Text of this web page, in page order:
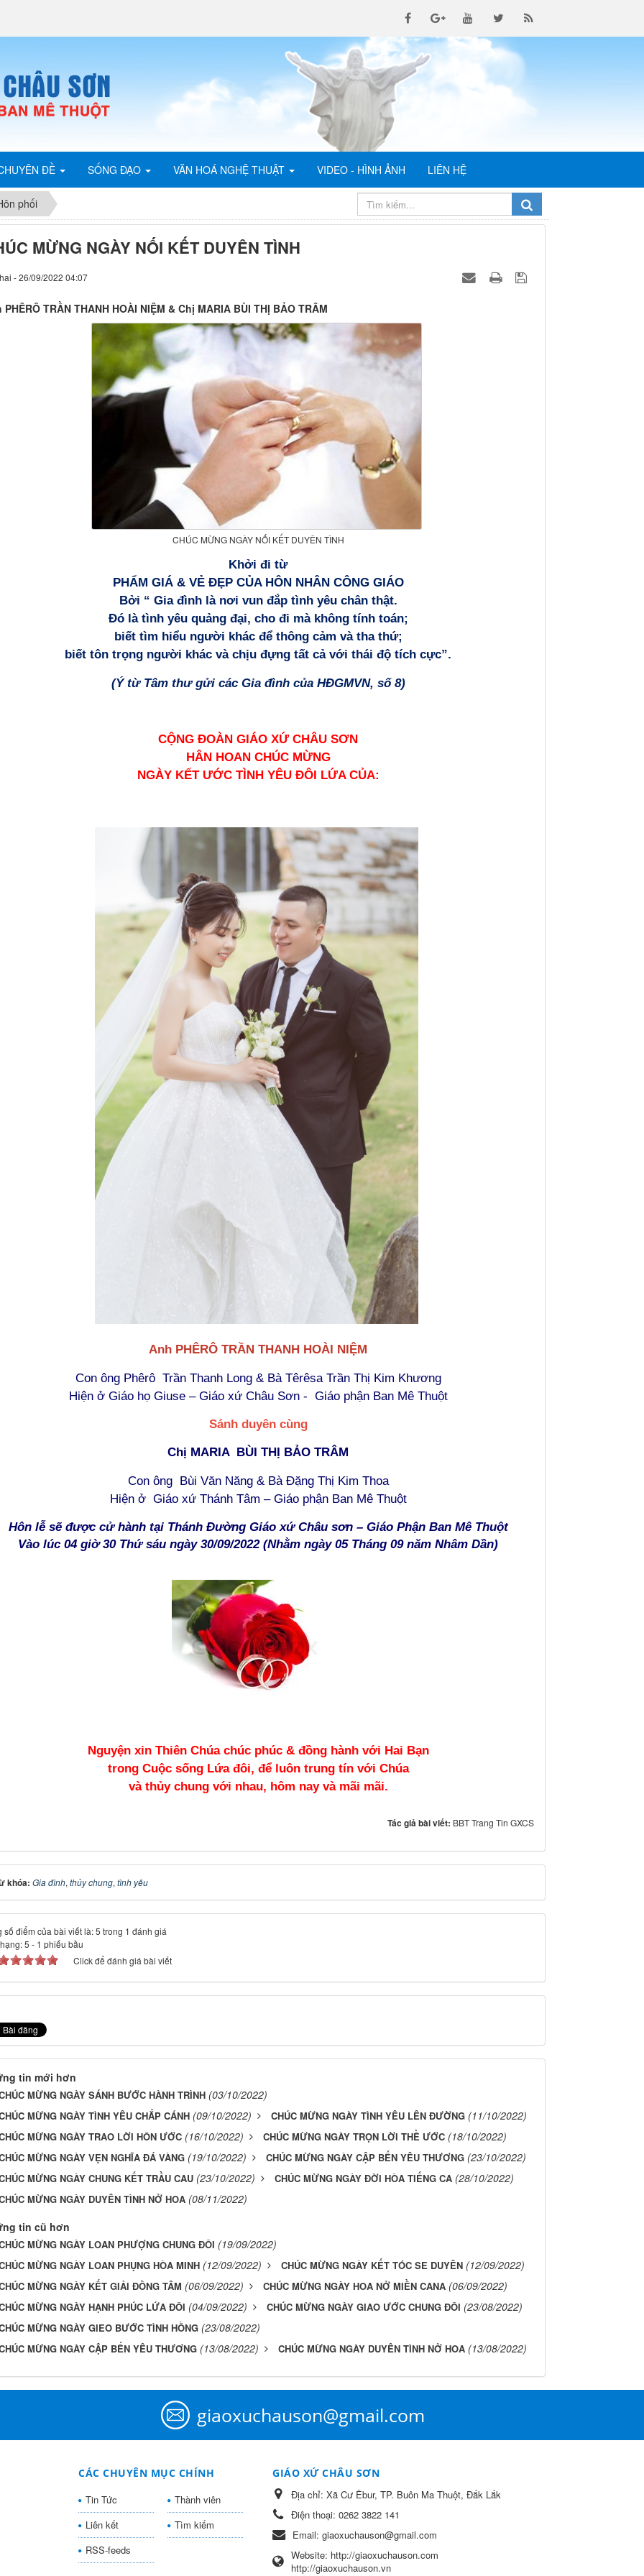
ĐỀ SỐNG ĐẠO VĂN HOÁ NGHỆ THUẬT VIDEO - HÌNH ẢNH LIÊN HỆ
phối
MỪNG NGÀY NỐI KẾT DUYÊN TÌNH
- 26/09/2022 04:07
PHÊRÔ TRẦN THANH HOÀI NIỆM & Chị MARIA BÙI THỊ BẢO TRÂM
CHÚC MỪNG NGÀY NỐI KẾT DUYÊN TÌNH
Khởi đi từ
PHẨM GIÁ & VẺ ĐẸP CỦA HÔN NHÂN CÔNG GIÁO
Bởi “ Gia đình là nơi vun đắp tình yêu chân thật.
Đó là tình yêu quảng đại, cho đi mà không tính toán;
biết tìm hiểu người khác để thông cảm và tha thứ;
biết tôn trọng người khác và chịu đựng tất cả với thái độ tích cực”.
(Ý từ Tâm thư gửi các Gia đình của HĐGMVN, số 8)
CỘNG ĐOÀN GIÁO XỨ CHÂU SƠN
HÂN HOAN CHÚC MỪNG
NGÀY KẾT ƯỚC TÌNH YÊU ĐÔI LỨA CỦA:
Anh PHÊRÔ TRẦN THANH HOÀI NIỆM
Con ông Phêrô Trần Thanh Long & Bà Têrêsa Trần Thị Kim Khương
Hiện ở Giáo họ Giuse – Giáo xứ Châu Sơn - Giáo phận Ban Mê Thuột
Sánh duyên cùng
Chị MARIA BÙI THỊ BẢO TRÂM
Con ông Bùi Văn Năng & Bà Đặng Thị Kim Thoa
Hiện ở Giáo xứ Thánh Tâm – Giáo phận Ban Mê Thuột
Hôn lễ sẽ được cử hành tại Thánh Đường Giáo xứ Châu sơn – Giáo Phận Ban Mê Thuột
Vào lúc 04 giờ 30 Thứ sáu ngày 30/09/2022 (Nhằm ngày 05 Tháng 09 năm Nhâm Dần)
Nguyện xin Thiên Chúa chúc phúc & đồng hành với Hai Bạn
trong Cuộc sống Lứa đôi, để luôn trung tín với Chúa
và thủy chung với nhau, hôm nay và mãi mãi.
Tác giả bài viết: BBT Trang Tin GXCS
khóa: Gia đình, thủy chung, tình yêu
số điểm của bài viết là: 5 trong 1 đánh giá
5 - 1 phiếu bầu
Click để đánh giá bài viết
tin mới hơn
MỪNG NGÀY SÁNH BƯỚC HÀNH TRÌNH (03/10/2022)
MỪNG NGÀY TÌNH YÊU CHẮP CÁNH (09/10/2022) CHÚC MỪNG NGÀY TÌNH YÊU LÊN ĐƯỜNG (11/10/2022)
MỪNG NGÀY TRAO LỜI HÔN ƯỚC (16/10/2022) CHÚC MỪNG NGÀY TRỌN LỜI THỀ ƯỚC (18/10/2022)
MỪNG NGÀY VẸN NGHĨA ĐÁ VÀNG (19/10/2022) CHÚC MỪNG NGÀY CẬP BẾN YÊU THƯƠNG (23/10/2022)
MỪNG NGÀY CHUNG KẾT TRẦU CAU (23/10/2022) CHÚC MỪNG NGÀY ĐỜI HÒA TIẾNG CA (28/10/2022)
MỪNG NGÀY DUYÊN TÌNH NỞ HOA (08/11/2022)
tin cũ hơn
MỪNG NGÀY LOAN PHƯỢNG CHUNG ĐÔI (19/09/2022)
MỪNG NGÀY LOAN PHỤNG HÒA MINH (12/09/2022) CHÚC MỪNG NGÀY KẾT TÓC SE DUYÊN (12/09/2022)
MỪNG NGÀY KẾT GIẢI ĐỒNG TÂM (06/09/2022) CHÚC MỪNG NGÀY HOA NỞ MIỀN CANA (06/09/2022)
MỪNG NGÀY HẠNH PHÚC LỨA ĐÔI (04/09/2022) CHÚC MỪNG NGÀY GIAO ƯỚC CHUNG ĐÔI (23/08/2022)
MỪNG NGÀY GIEO BƯỚC TÌNH HỒNG (23/08/2022)
MỪNG NGÀY CẬP BẾN YÊU THƯƠNG (13/08/2022) CHÚC MỪNG NGÀY DUYÊN TÌNH NỞ HOA (13/08/2022)
giaoxuchauson@gmail.com
CÁC CHUYÊN MỤC CHÍNH
Tin Tức
Thành viên
Liên kết
Tìm kiếm
RSS-feeds
GIÁO XỨ CHÂU SƠN
Địa chỉ: Xã Cư Êbur, TP. Buôn Ma Thuột, Đắk Lắk
Điện thoại: 0262 3822 141
Email: giaoxuchauson@gmail.com
Website: http://giaoxuchauson.com
http://giaoxuchauson.vn